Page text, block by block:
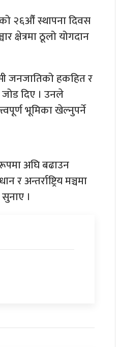
२६औँ स्थापना दिवस
क्षेत्रमा ठूलो योगदान
जनजातिको हकहित र
दिए । उनले
भूमिका खेल्नुपर्ने
अघि बढाउन
अन्तर्राष्ट्रिय मञ्चमा
।